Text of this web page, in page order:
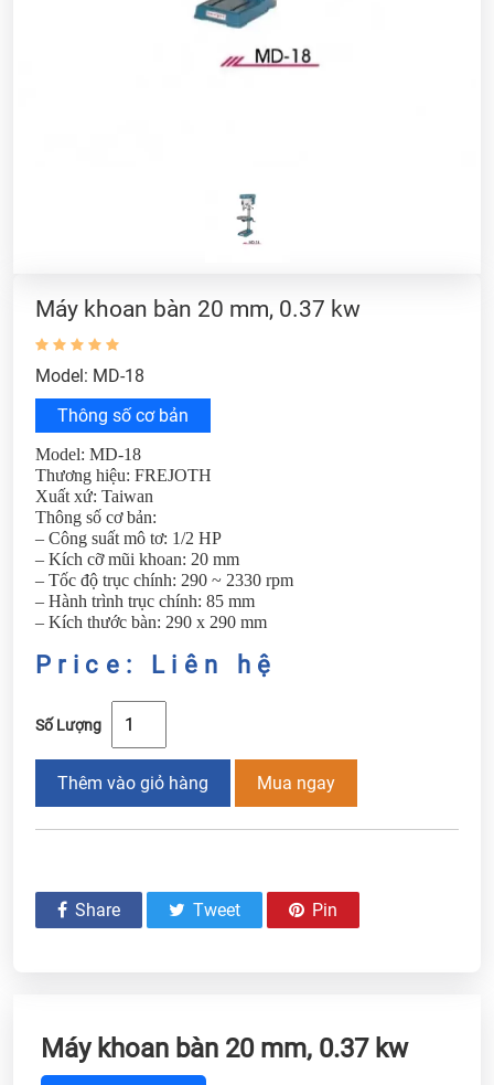
Máy khoan bàn 20 mm, 0.37 kw
Model: MD-18
Thông số cơ bản
Model: MD-18
Thương hiệu: FREJOTH
Xuất xứ: Taiwan
Thông số cơ bản:
– Công suất mô tơ: 1/2 HP
– Kích cỡ mũi khoan: 20 mm
– Tốc độ trục chính: 290 ~ 2330 rpm
– Hành trình trục chính: 85 mm
– Kích thước bàn: 290 x 290 mm
Price: Liên hệ
Số Lượng
Thêm vào giỏ hàng Mua ngay
Share Tweet Pin
Máy khoan bàn 20 mm, 0.37 kw